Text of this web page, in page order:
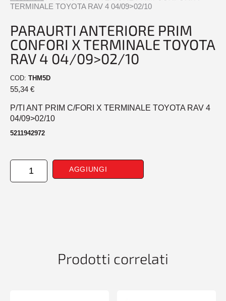
TERMINALE TOYOTA RAV 4 04/09>02/10
PARAURTI ANTERIORE PRIM
CONFORI X TERMINALE TOYOTA
RAV 4 04/09>02/10
COD: THM5D
55,34 €
P/TI ANT PRIM C/FORI X TERMINALE TOYOTA RAV 4
04/09>02/10
5211942972
PARAURTI
ANTERIORE
AGGIUNGI
Prodotti correlati